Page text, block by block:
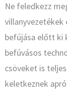
Ne feledkezz
villanyvezetékek
befújása előtt ki
befúvásos
csöveket is
keletkeznek